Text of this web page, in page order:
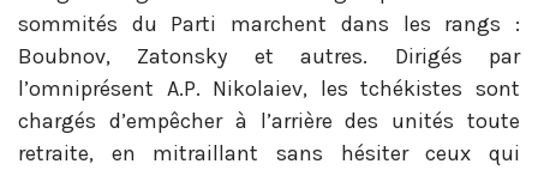
sommités du Parti marchent dans les rangs :
Boubnov, Zatonsky et autres. Dirigés par
l’omniprésent A.P. Nikolaiev, les tchékistes sont
chargés d’empêcher à l’arrière des unités toute
retraite, en mitraillant sans hésiter ceux qui